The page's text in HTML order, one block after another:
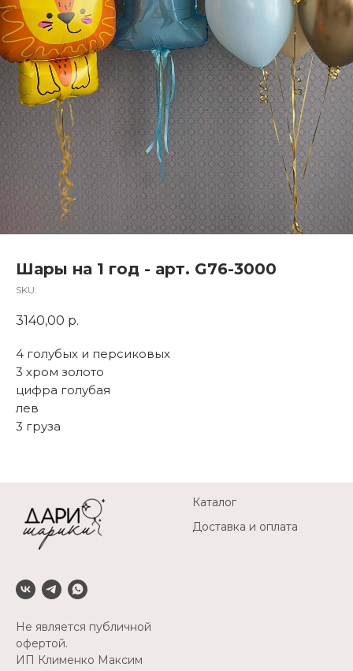
Шары на 1 год - арт. G76-3000
SKU:
3140,00 р.
4 голубых и персиковых
3 хром золото
цифра голубая
лев
3 груза
Не является публичной
офертой.
ИП Клименко Максим
Каталог
Доставка и оплата